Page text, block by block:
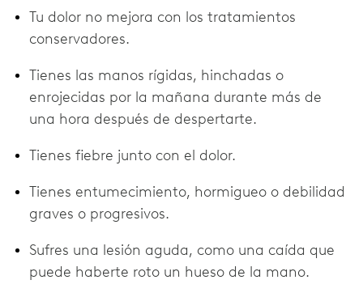
Tu dolor no mejora con los tratamientos
conservadores.
Tienes las manos rígidas, hinchadas o
enrojecidas por la mañana durante más de
una hora después de despertarte.
Tienes fiebre junto con el dolor.
Tienes entumecimiento, hormigueo o debilidad
graves o progresivos.
Sufres una lesión aguda, como una caída que
puede haberte roto un hueso de la mano.